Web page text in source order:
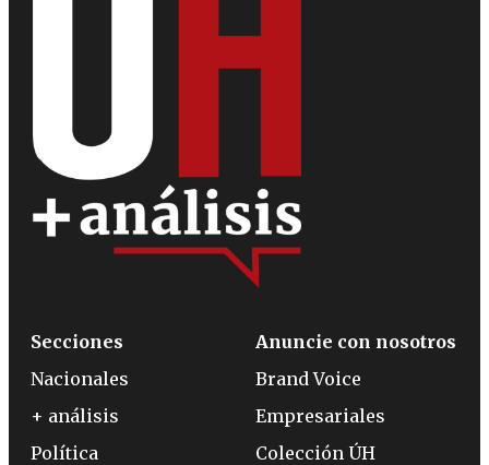
Secciones
Nacionales
+ análisis
Política
Anuncie con nosotros
Brand Voice
Empresariales
Colección ÚH